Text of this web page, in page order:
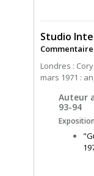
Studio
Commentaire
Londres :
mars 1971 :
Auteur
93-94